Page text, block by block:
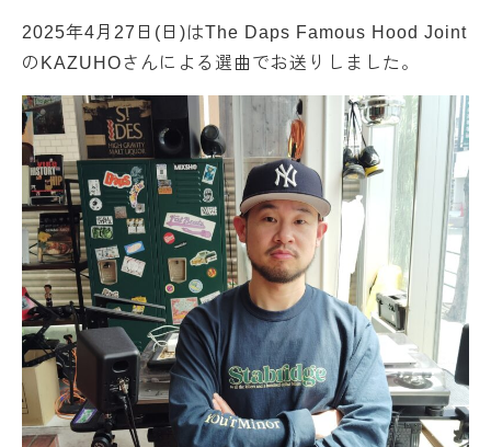
2025年4月27日(日)はThe Daps Famous Hood Joint
のKAZUHOさんによる選曲でお送りしました。